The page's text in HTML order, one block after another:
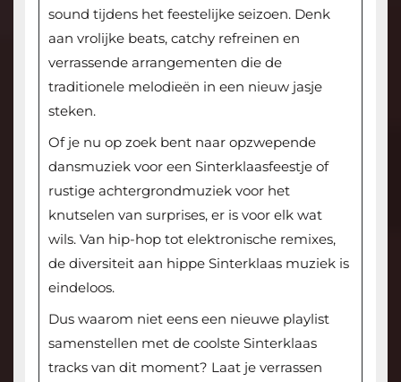
sound tijdens het feestelijke seizoen. Denk
aan vrolijke beats, catchy refreinen en
verrassende arrangementen die de
traditionele melodieën in een nieuw jasje
steken.
Of je nu op zoek bent naar opzwepende
dansmuziek voor een Sinterklaasfeestje of
rustige achtergrondmuziek voor het
knutselen van surprises, er is voor elk wat
wils. Van hip-hop tot elektronische remixes,
de diversiteit aan hippe Sinterklaas muziek is
eindeloos.
Dus waarom niet eens een nieuwe playlist
samenstellen met de coolste Sinterklaas
tracks van dit moment? Laat je verrassen